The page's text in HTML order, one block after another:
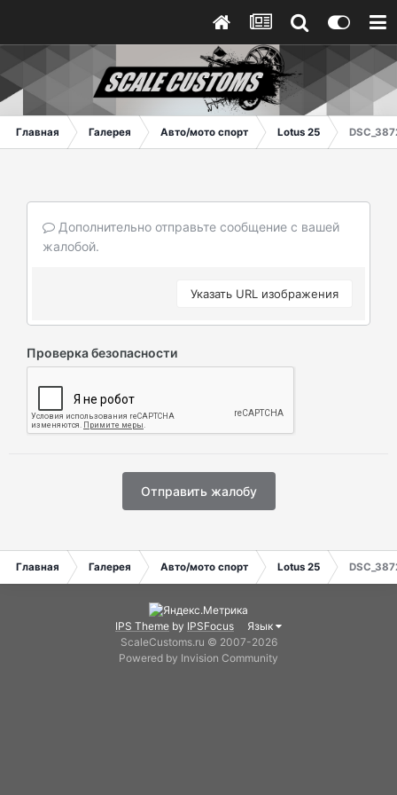
Главная Галерея Авто/мото спорт Lotus 25
Дополнительно отправьте сообщение с вашей
жалобой.
Указать URL изображения
Проверка безопасности
Отправить жалобу
Главная Галерея Авто/мото спорт Lotus 25
IPS Theme by IPSFocus
Язык
ScaleCustoms.ru © 2007-2026
Powered by Invision Community